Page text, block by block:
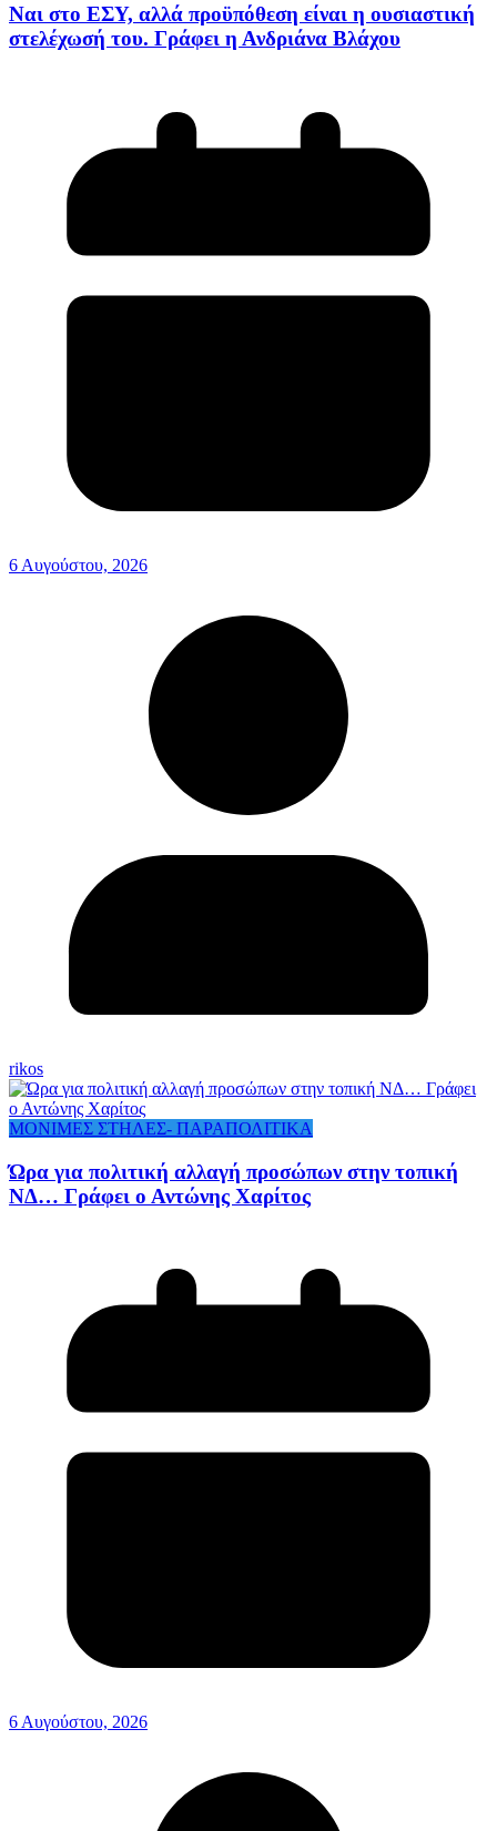
Ναι στο ΕΣΥ, αλλά προϋπόθεση είναι η ουσιαστική
στελέχωσή του. Γράφει η Ανδριάνα Βλάχου
6 Αυγούστου, 2026
rikos
ΜΟΝΙΜΕΣ ΣΤΗΛΕΣ- ΠΑΡΑΠΟΛΙΤΙΚΑ
Ώρα για πολιτική αλλαγή προσώπων στην τοπική
ΝΔ… Γράφει ο Αντώνης Χαρίτος
6 Αυγούστου, 2026